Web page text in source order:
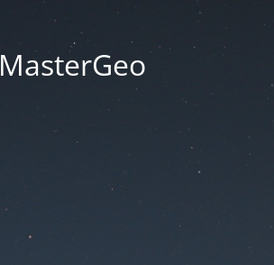
MasterGeo